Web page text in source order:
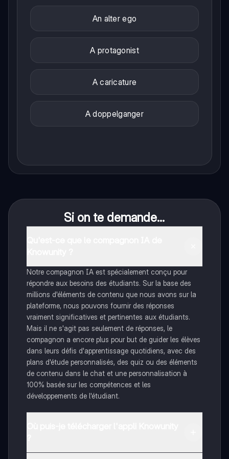
An alter ego
A protagonist
A caricature
A doppelganger
Si on te demande...
Notre compagnon IA est spécialement conçu pour
répondre aux besoins des étudiants. Sur la base des
millions d'éléments de contenu que nous avons sur la
plateforme, nous pouvons fournir des réponses
vraiment significatives et pertinentes aux étudiants.
Mais il ne s'agit pas seulement de réponses, le
compagnon a encore plus pour but de guider les élèves
dans leurs défis d'apprentissage quotidiens, avec des
plans d'étude personnalisés, des quiz ou des éléments
de contenu dans le chat et une personnalisation à
100% basée sur les compétences et les
développements de l'étudiant.